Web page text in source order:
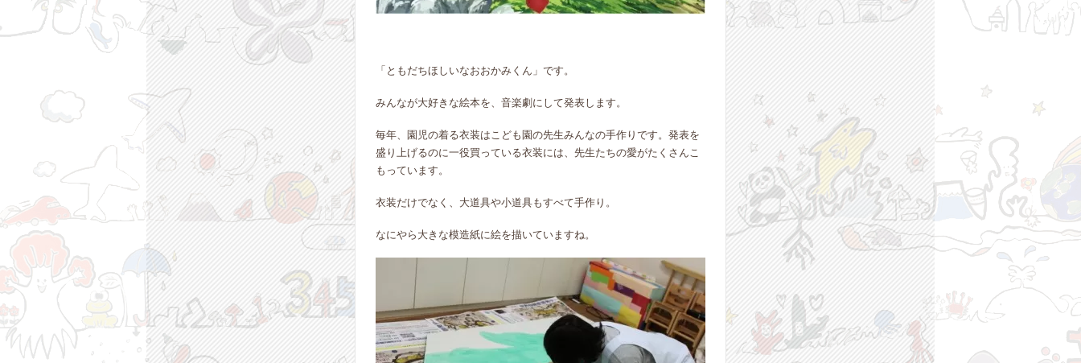
「ともだちほしいなおおかみくん」です。
みんなが大好きな絵本を、音楽劇にして発表します。
毎年、園児の着る衣装はこども園の先生みんなの手作りです。発表を
盛り上げるのに一役買っている衣装には、先生たちの愛がたくさんこ
もっています。
衣装だけでなく、大道具や小道具もすべて手作り。
なにやら大きな模造紙に絵を描いていますね。